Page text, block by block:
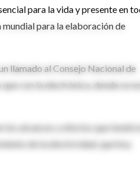
para la vida y presente en
para la elaboración de
llamado al Consejo Nacional de
con la electrónica, donde se
los alcances y efectos que tendrá
de la electricidad, que hoy